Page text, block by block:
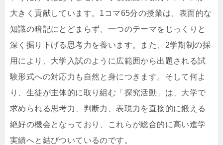
大きく貢献しています。1コマ65分の授業は、表面的な
知識の暗記にとどまらず、一つのテーマをじっくりと
深く掘り下げる思考力を養います。また、2学期制の採
用により、大学入試のように広範囲から出題される試
験形式への対応力も自然と身につきます。そして何よ
り、生徒が主体的に取り組む「探究活動」は、大学で
求められる思考力、判断力、表現力を直接的に鍛える
絶好の機会となっており、これらが総合的に高い進学
実績へと結びついているのです。